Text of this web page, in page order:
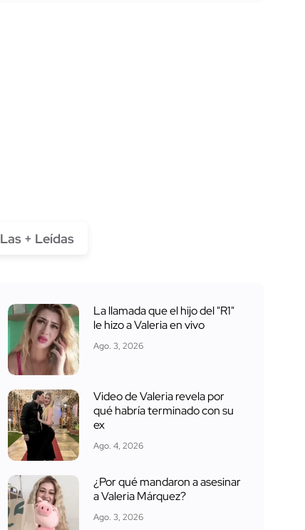
Las + Leídas
La llamada que el hijo del "R1"
le hizo a Valeria en vivo
Ago. 3, 2026
Video de Valeria revela por
qué habría terminado con su
ex
Ago. 4, 2026
¿Por qué mandaron a asesinar
a Valeria Márquez?
Ago. 3, 2026